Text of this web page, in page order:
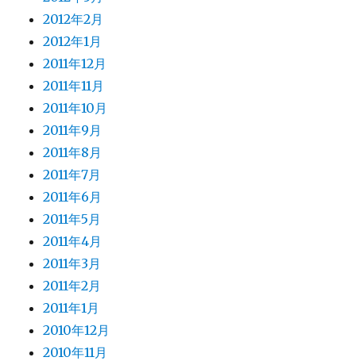
2012年2月
2012年1月
2011年12月
2011年11月
2011年10月
2011年9月
2011年8月
2011年7月
2011年6月
2011年5月
2011年4月
2011年3月
2011年2月
2011年1月
2010年12月
2010年11月